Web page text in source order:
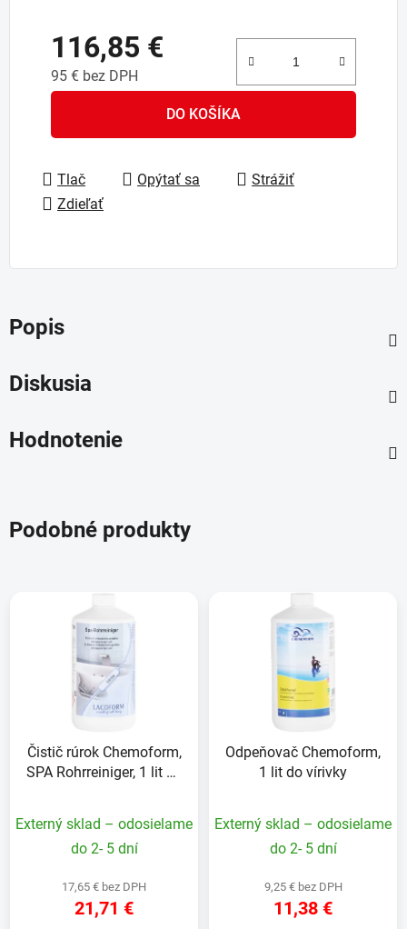
116,85 €
95 € bez DPH
DO KOŠÍKA
Tlač Opýtať sa
Strážiť
Zdieľať
Popis
Diskusia
Hodnotenie
Podobné produkty
Čistič rúrok Chemoform,
SPA Rohrreiniger, 1 lit do
Externý sklad – odosielame
do 2- 5 dní
17,65 € bez DPH
21,71 €
Odpeňovač Chemoform,
1 lit do vírivky
Externý sklad – odosielame
do 2- 5 dní
9,25 € bez DPH
11,38 €